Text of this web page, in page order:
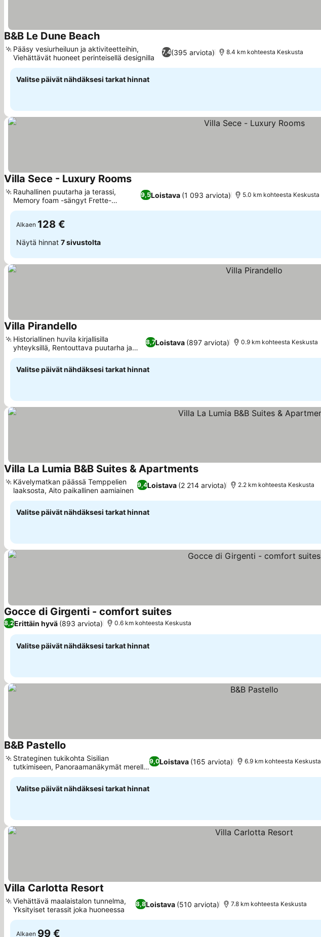
B&B Le Dune Beach
7,4(395 arviota)
Pääsy vesiurheiluun ja aktiviteetteihin,
Viehättävät huoneet perinteisellä designilla
8.4 km kohteesta Keskusta
Valitse päivät nähdäksesi tarkat hinnat
Villa Sece - Luxury Rooms
9,5Loistava (1 093 arviota)
Rauhallinen puutarha ja terassi,
Memory foam -sängyt Frette-
liinavaatteilla
5.0 km kohteesta Keskusta
Alkaen 128 €
Näytä hinnat 7 sivustolta
Villa Pirandello
8,7Loistava (897 arviota)
Historiallinen huvila kirjallisilla
yhteyksillä, Rentouttava puutarha ja
piknik-alue
0.9 km kohteesta Keskusta
Valitse päivät nähdäksesi tarkat hinnat
Villa La Lumia B&B Suites & Apartments
9,4Loistava (2 214 arviota)
Kävelymatkan päässä Temppelien
laaksosta, Aito paikallinen aamiainen
2.2 km kohteesta Keskusta
Valitse päivät nähdäksesi tarkat hinnat
Gocce di Girgenti - comfort suites
8,2Erittäin hyvä (893 arviota) 0.6 km kohteesta Keskusta
Valitse päivät nähdäksesi tarkat hinnat
B&B Pastello
9,0Loistava (165 arviota)
Strateginen tukikohta Sisilian
tutkimiseen, Panoraamanäkymät merelle
ja vuorille
6.9 km kohteesta Keskusta
Valitse päivät nähdäksesi tarkat hinnat
Villa Carlotta Resort
8,8Loistava (510 arviota)
Viehättävä maalaistalon tunnelma,
Yksityiset terassit joka huoneessa
7.8 km kohteesta Keskusta
Alkaen 99 €